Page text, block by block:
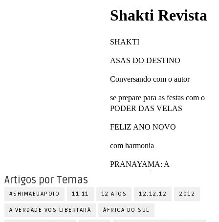
Artigos por Temas
#SHIMAEUAPOIO 11:11 12 ATOS 12.12.12 2012
A VERDADE VOS LIBERTARÁ ÁFRICA DO SUL